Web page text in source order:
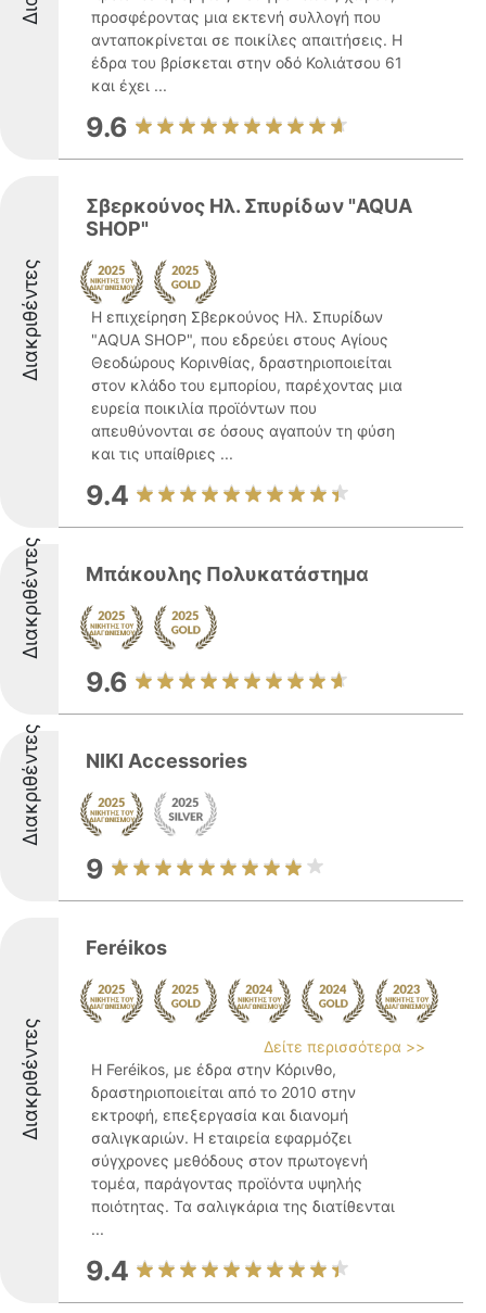
προσφέροντας μια εκτενή συλλογή που
ανταποκρίνεται σε ποικίλες απαιτήσεις. Η
έδρα του βρίσκεται στην οδό Κολιάτσου 61
και έχει ...
9.6
Διακριθέντες
Σβερκούνος Ηλ. Σπυρίδων "AQUA
SHOP"
Η επιχείρηση Σβερκούνος Ηλ. Σπυρίδων
"AQUA SHOP", που εδρεύει στους Αγίους
Θεοδώρους Κορινθίας, δραστηριοποιείται
στον κλάδο του εμπορίου, παρέχοντας μια
ευρεία ποικιλία προϊόντων που
απευθύνονται σε όσους αγαπούν τη φύση
και τις υπαίθριες ...
9.4
Διακριθέντες Μπάκουλης Πολυκατάστημα
9.6
Διακριθέντες NIKI Accessories
9
Διακριθέντες
Feréikos
Δείτε περισσότερα >>
Η Feréikos, με έδρα στην Κόρινθο,
δραστηριοποιείται από το 2010 στην
εκτροφή, επεξεργασία και διανομή
σαλιγκαριών. Η εταιρεία εφαρμόζει
σύγχρονες μεθόδους στον πρωτογενή
τομέα, παράγοντας προϊόντα υψηλής
ποιότητας. Τα σαλιγκάρια της διατίθενται
...
9.4